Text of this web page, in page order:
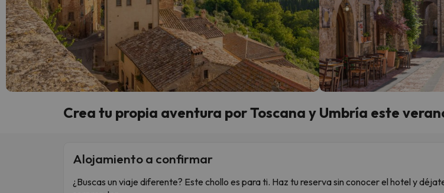
Crea tu propia aventura por Toscana y Umbría este
Alojamiento a confirmar
¿Buscas un viaje diferente? Este chollo es para ti. Haz tu reserva sin conocer el hotel y